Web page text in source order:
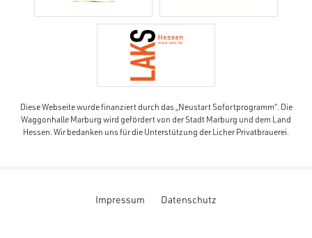
Diese Webseite wurde finanziert durch das „Neustart Sofortprogramm“. Die
Waggonhalle Marburg wird gefördert von der Stadt Marburg und dem Land
Hessen. Wir bedanken uns für die Unterstützung der Licher Privatbrauerei.
Impressum Datenschutz